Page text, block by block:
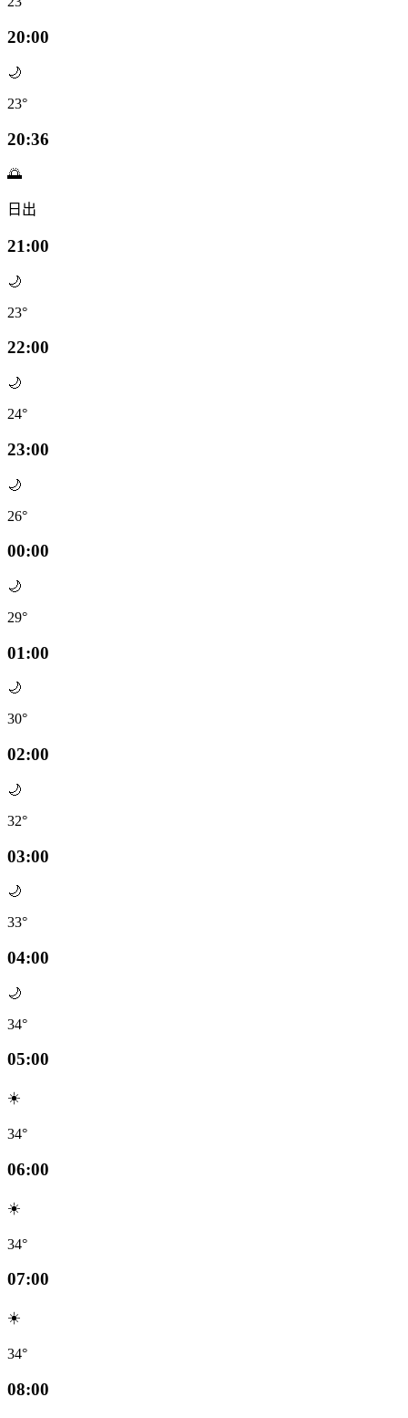
20:00
🌙
23°
20:36
🌅
日出
21:00
🌙
23°
22:00
🌙
24°
23:00
🌙
26°
00:00
🌙
29°
01:00
🌙
30°
02:00
🌙
32°
03:00
🌙
33°
04:00
🌙
34°
05:00
☀️
34°
06:00
☀️
34°
07:00
☀️
34°
08:00